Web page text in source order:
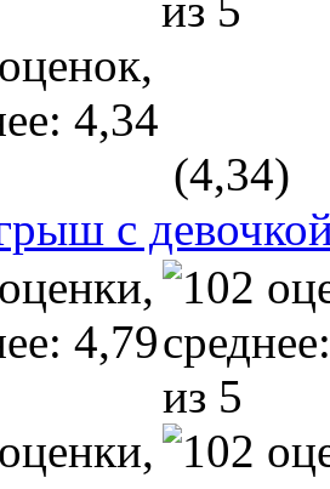
(4,34)
с